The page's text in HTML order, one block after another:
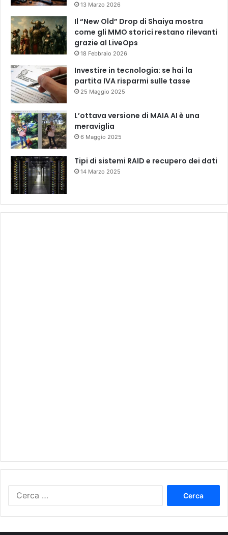
13 Marzo 2026
Il “New Old” Drop di Shaiya mostra
come gli MMO storici restano rilevanti
grazie al LiveOps
18 Febbraio 2026
Investire in tecnologia: se hai la
partita IVA risparmi sulle tasse
25 Maggio 2025
L’ottava versione di MAIA AI è una
meraviglia
6 Maggio 2025
Tipi di sistemi RAID e recupero dei dati
14 Marzo 2025